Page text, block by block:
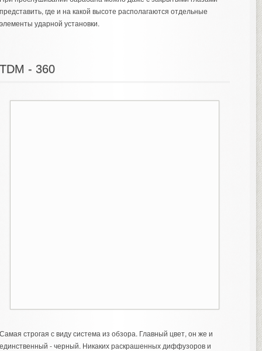
где и на какой высоте располагаются отдельные
ударной установки.
- 360
строгая с виду система из обзора. Главный цвет, он же и
- черный. Никаких раскрашенных диффузоров и